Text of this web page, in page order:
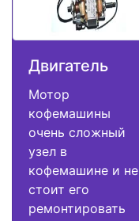
Двигатель
Мотор
кофемашины
очень сложный
узел в
кофемашине и не
стоит его
ремонтировать